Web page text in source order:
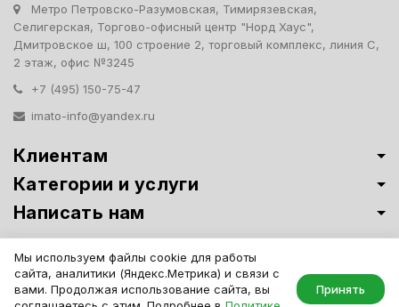
Метро Петровско-Разумовская, Тимирязевская,
Селигерская, Торгово-офисный центр "Норд Хаус",
Дмитровское ш, 100 строение 2, торговый комплекс, линия С,
2 этаж, офис №3245
+7 (495) 150-75-47
imato-info@yandex.ru
Клиентам
Категории и услуги
Написать нам
Витрины премиум-класса ИМАТО
Политика обработки персональных
данных
IMATO. Интернет Магазин Торговой И Офисной Мебели. ООО "ИМАТО",
ИНН 7717506114 КПП 771701001, ОГРН 1047796163799
Мы используем файлы cookie для работы
сайта, аналитики (Яндекс.Метрика) и связи с
вами. Продолжая использование сайта, вы
Принять